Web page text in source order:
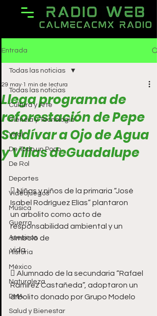
Entrada
Todas las noticias
Cultura y Arte
Ciencia y Tecnología
Viral
De Todo un Poco
De Rol
Deportes
Videojuegos
Música
Guerra
Asesinos
Historia
México
Naturaleza
DMA
Salud y Bienestar
Todas las noticias
Llega programa de
reforestación de Pepe
Saldívar a Ojo de Agua
y Villas deGuadalupe
29 may 1 min de lectura
 Niñas y niños de la primaria “José
Isabel Rodríguez Elías” plantaron
un arbolito como acto de
responsabilidad ambiental y un
símbolo de
vida
 Alumnado de la secundaria “Rafael
Ramírez Castañeda”, adoptaron un
arbolito donado por Grupo Modelo